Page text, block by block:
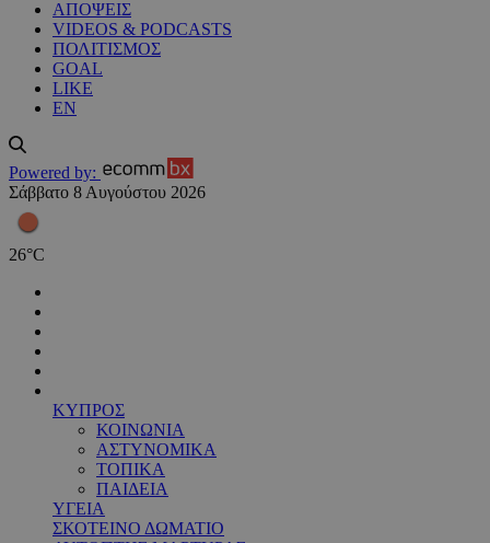
ΑΠΟΨΕΙΣ
VIDEOS & PODCASTS
ΠΟΛΙΤΙΣΜΟΣ
GOAL
LIKE
EN
Powered by:
Σάββατο 8 Αυγούστου 2026
26°C
ΚΥΠΡΟΣ
ΚΟΙΝΩΝΙΑ
ΑΣΤΥΝΟΜΙΚΑ
ΤΟΠΙΚΑ
ΠΑΙΔΕΙΑ
ΥΓΕΙΑ
ΣΚΟΤΕΙΝΟ ΔΩΜΑΤΙΟ